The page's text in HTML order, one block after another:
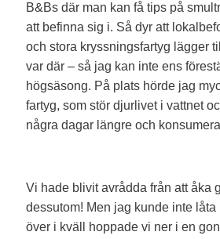
B&Bs där man kan få tips på
att befinna sig i. Så dyr att
och stora kryssningsfartyg lägger
var där – så jag kan inte ens
högsäsong. På plats hörde jag
fartyg, som stör djurlivet i vattnet
några dagar längre och
Vi hade blivit avrådda från att åka
dessutom! Men jag kunde inte
över i kväll hoppade vi ner i en